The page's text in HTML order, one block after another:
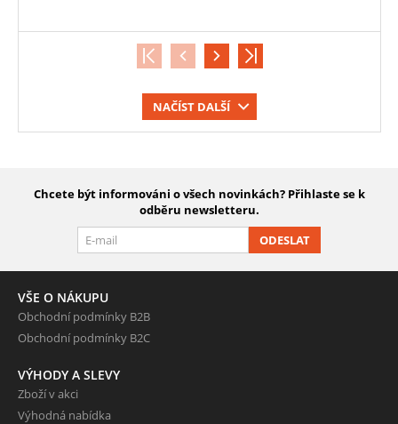
NAČÍST DALŠÍ
Chcete být informováni o všech novinkách? Přihlaste se k
odběru newsletteru.
ODESLAT
VŠE O NÁKUPU
Obchodní podmínky B2B
Obchodní podmínky B2C
VÝHODY A SLEVY
Zboží v akci
Výhodná nabídka